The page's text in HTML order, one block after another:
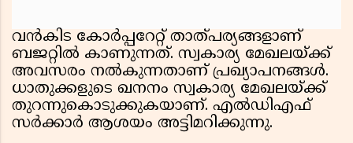
വൻകിട കോർപ്പറേറ്റ് താത്പര്യങ്ങളാണ്
ബജറ്റിൽ കാണുന്നത്. സ്വകാര്യ മേഖലയ്ക്ക്
അവസരം നൽകുന്നതാണ് പ്രഖ്യാപനങ്ങൾ.
ധാതുക്കളുടെ ഖനനം സ്വകാര്യ മേഖലയ്ക്ക്
തുറന്നുകൊടുക്കുകയാണ്. എൽഡിഎഫ്
സർക്കാർ ആശയം അട്ടിമറിക്കുന്നു.